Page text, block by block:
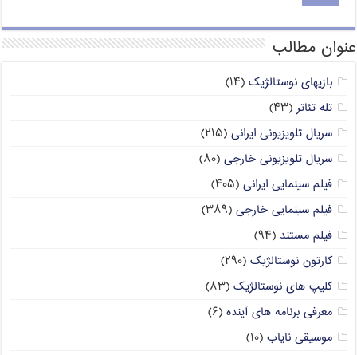
عنوان مطالب
بازیهای نوستالژیک (۱۴)
تله تئاتر(۴۳)
سریال تلویزیونی ایرانی (۲۱۵)
سریال تلویزیونی خارجی (۸۰)
فیلم سینمایی ایرانی (۴۰۵)
فیلم سینمایی خارجی (۳۸۹)
فیلم مستند (۹۴)
کارتون نوستالژیک (۲۹۰)
کلیپ های نوستالژیک (۸۳)
معرفی برنامه های آینده (۶)
موسیقی نایاب (۱۰)